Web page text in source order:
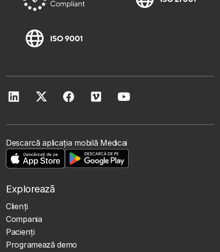
Descarcă aplicația mobilă Medicai
Explorează
Clienţi
Compania
Pacienți
Programează demo